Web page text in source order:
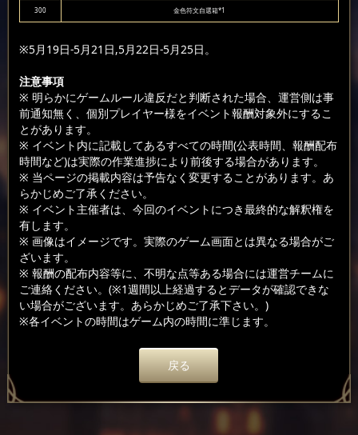
300 金色符文自選箱*1
※5月19日-5月21日,5月22日-5月25日。
注意事項
※ 明らかにゲームルール違反だと判断された場合、運営側は事
前通知無く、個別プレイヤー様をイベント報酬対象外にするこ
とがあります。
※ イベント内に記載してあるすべての時間(公表時間、報酬配布
時間など)は実際の作業進捗により前後する場合があります。
※ 当ページの掲載内容は予告なく変更することがあります。あ
らかじめご了承ください。
※ イベント主催者は、今回のイベントにつき最終的な解釈権を
有します。
※ 画像はイメージです。実際のゲーム画面とは異なる場合がご
ざいます。
※ 報酬の配布内容等に、不明な点等ある場合には運営チームに
ご連絡ください。(※1週間以上経過するとデータが確認できな
い場合がございます。あらかじめご了承下さい。)
※各イベントの時間はゲーム内の時間に準じます。
戻る